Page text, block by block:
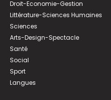
Droit-Economie-Gestion
Littérature-Sciences Humaines
Sciences
Arts-Design-Spectacle
Santé
Social
Sport
Langues